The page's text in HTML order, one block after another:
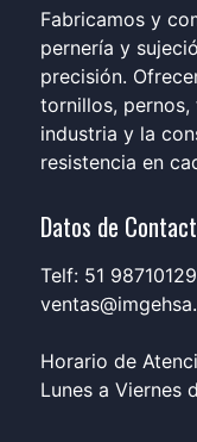
Fabricamos y
pernería y
precisión.
tornillos,
industria y la
resistencia en
Datos de
Telf: 51
Horario de
Lunes a Viernes